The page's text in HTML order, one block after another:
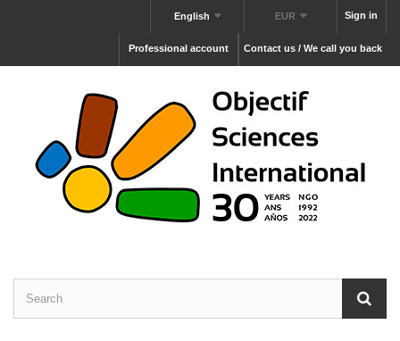
Sign in
EUR
English
Contact us / We call you back
Professional account